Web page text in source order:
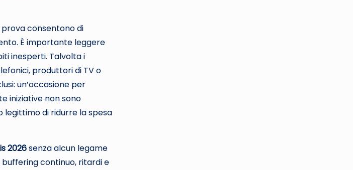
consentono di
È importante leggere
inesperti. Talvolta i
produttori di TV o
un’occasione per
iniziative non sono
legittimo di ridurre la spesa
2026senza alcun legame
continuo, ritardi e